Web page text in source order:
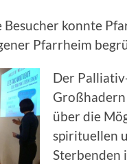
konnte
Pfarrheim
Der
Großhadern
über die
spirituellen
Sterbenden